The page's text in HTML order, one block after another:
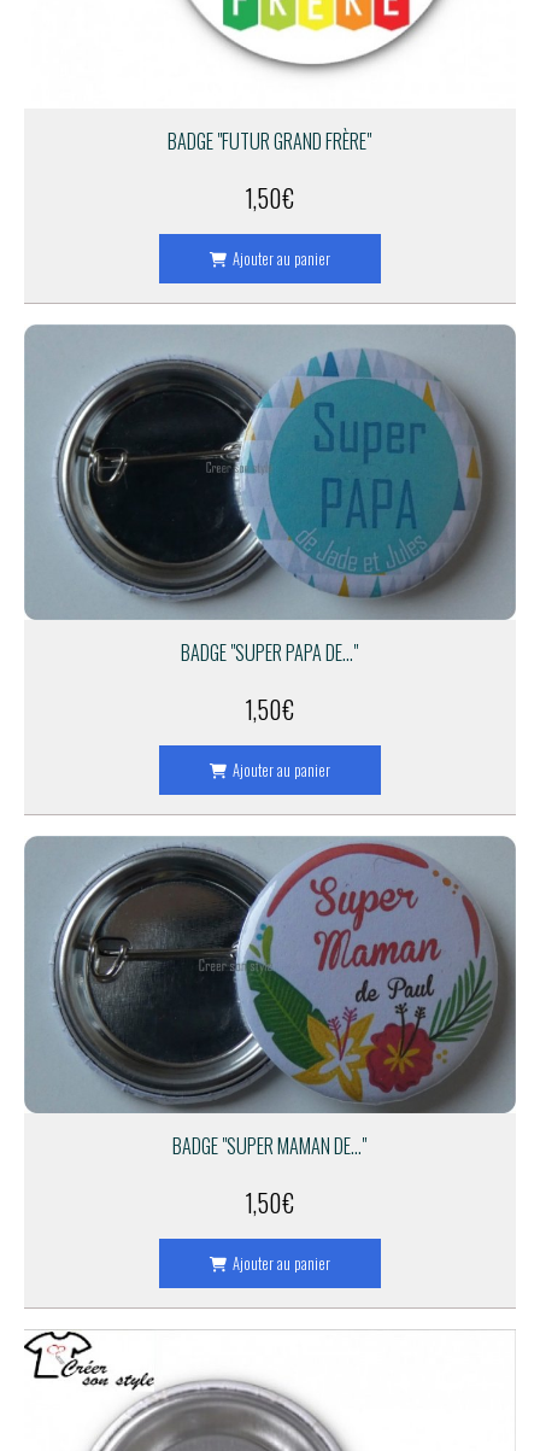
BADGE "FUTUR GRAND FRÈRE"
1,50€
Ajouter au panier
BADGE "SUPER PAPA DE..."
1,50€
Ajouter au panier
BADGE "SUPER MAMAN DE..."
1,50€
Ajouter au panier